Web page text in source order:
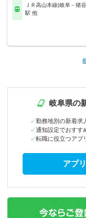
ＪＲ高山本線(岐阜－猪
駅 他
岐阜県の
勤務地別の新着求
通知設定でおすす
転職に役立つアプ
アプ